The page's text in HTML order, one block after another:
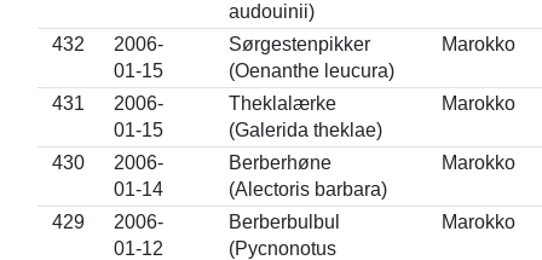
audouinii)
432
2006-
01-15
Sørgestenpikker
(Oenanthe leucura)
Marokko
431
2006-
01-15
Theklalærke
(Galerida theklae)
Marokko
430
2006-
01-14
Berberhøne
(Alectoris barbara)
Marokko
429
2006-
01-12
Berberbulbul
(Pycnonotus
Marokko